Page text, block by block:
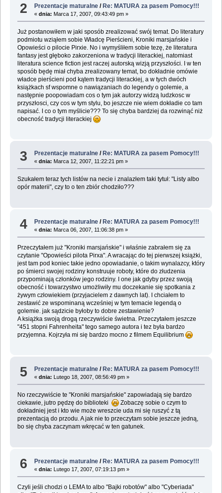
2 Prezentacje maturalne /Re: MATURA za pasem Pomocy!!!
«dnia: Marca 17, 2007, 09:43:49 pm »
Już postanowiłem w jaki sposób zrealizować swój temat. Do literatury
podmiotu wziąłem sobie Władcę Pierścieni, Kroniki marsjańskie i
Opowieści o pilocie Pirxie. No i wymyśliłem sobie tezę, że literatura
fantasy jest głęboko zakorzeniona w tradycji literackiej, natomiast
literatura science fiction jest raczej autorską wizją przyszłości. I w ten
sposób będę miał chyba zrealizowany temat, bo dokładnie omówie
władce pierścieni pod kątem tradycji literackiej, a w tych dwóch
książkach sf wspomne o nawiązaniach do legendy o golemie, a
następnie poopowiadam cos o tym jak autorzy widzą ludzkosc w
przyszłosci, czy cos w tym stylu, bo jeszcze nie wiem dokładie co tam
napisać. I co o tym myślicie??? To się chyba bardziej da rozwinąć niż
obecność tradycji literackiej
3 Prezentacje maturalne / Re: MATURA za pasem Pomocy!!!
«dnia: Marca 12, 2007, 11:22:21 pm »
Szukałem teraz tych listów na necie i znalazłem taki tytuł: "Listy albo
opór materii", czy to o ten zbiór chodziło???
4 Prezentacje maturalne /Re: MATURA za pasem Pomocy!!!
«dnia: Marca 06, 2007, 11:06:38 pm »
Przeczytałem już "Kroniki marsjańskie" i właśnie zabrałem się za
czytanie "Opowieści pilota Pirxa". A wracając do tej pierwszej książki,
jest tam pod koniec takie jedno opowiadanie, o takim wynalazcy, który
po śmierci swojej rodziny konstruuje roboty, które do złudzenia
przypominają członków jego rodziny. I one jak gdyby przez swoją
obecność i towarzystwo umożliwiły mu doczekanie się spotkania z
żywym człowiekiem (przyjacielem z dawnych lat). I chciałem to
zestawić ze wspominaną wcześniej w tym temacie legendą o
golemie. jak sądzicie byłoby to dobre zestawienie?
A książka swoją drogą rzeczywiście świetna. Przeczytałem jeszcze
"451 stopni Fahrenheita" tego samego autora i tez była bardzo
przyjemna. Kojrzyła mi się bardzo mocno z filmem Equilibrium
5 Prezentacje maturalne / Re: MATURA za pasem Pomocy!!!
«dnia: Lutego 18, 2007, 08:56:49 pm »
No rzeczywiście te "Kroniki marsjańskie" zapowiadają się bardzo
ciekawie, jutro pędzę do biblioteki
Zobaczę sobie o czym to
dokładniej jest i kto wie może wreszcie uda mi się ruszyć z tą
prezentacją do przodu. A jak nie to przeczytam sobie jeszcze jedną,
bo się chyba zaczynam wkręcać w ten gatunek.
6 Prezentacje maturalne /Re: MATURA za pasem Pomocy!!!
«dnia: Lutego 17, 2007, 07:19:13 pm »
Czyli jeśli chodzi o LEMA to albo "Bajki robotów" albo "Cyberiada"